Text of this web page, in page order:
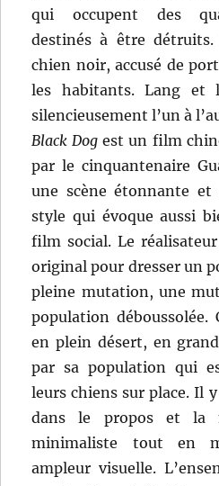
qui occupent des
destinés à être
chien noir, accusé de
les habitants. Lang et
silencieusement l’un à
Black Dog est un film
par le cinquantenaire
une scène étonnante
style qui évoque aussi
film social. Le
original pour dresser un
pleine mutation, une
population déboussolée.
en plein désert, en
par sa population qui
leurs chiens sur place. Il
dans le propos et la
minimaliste tout en
ampleur visuelle.